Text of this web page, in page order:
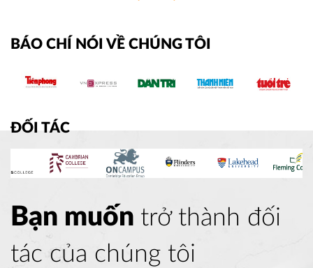
›
BÁO CHÍ NÓI VỀ CHÚNG TÔI
ĐỐI TÁC
Bạn muốn trở thành đối
tác của chúng tôi